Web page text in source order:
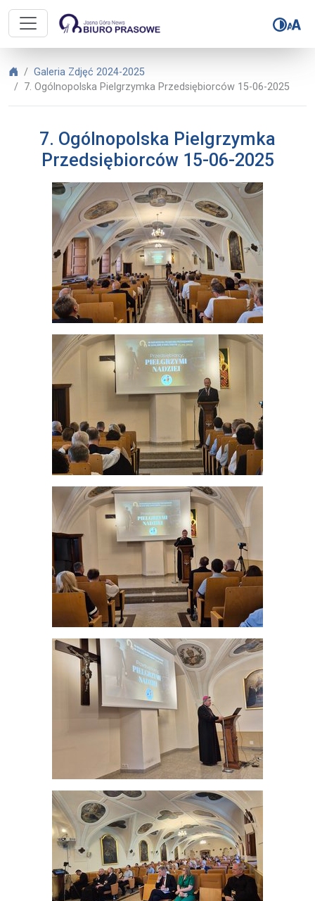
Biuro Prasowe Jasnej Góry – 7.
Biuro Prasowe Jasnej Góry
Galeria Zdjęć 2024-2025
7. Ogólnopolska Pielgrzymka Przedsiębiorców 15-06-2025
7. Ogólnopolska Pielgrzymka
Przedsiębiorców 15-06-2025